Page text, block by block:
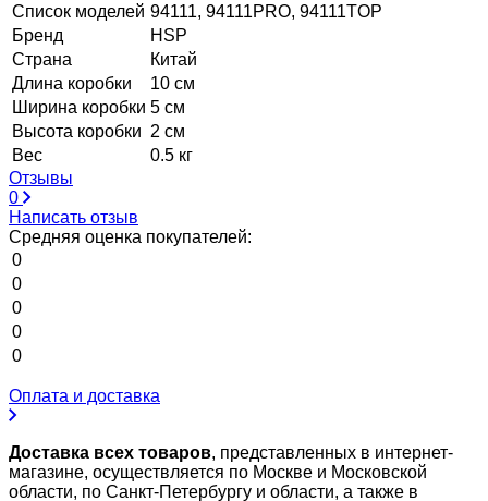
Список моделей 94111, 94111PRO, 94111TOP
Бренд
HSP
Страна
Китай
Длина коробки
10 см
Ширина коробки 5 см
Высота коробки 2 см
Вес
0.5 кг
Отзывы
0
Написать отзыв
Средняя оценка покупателей:
0
0
0
0
0
Оплата и доставка
Доставка всех товаров, представленных в интернет-
магазине, осуществляется по Москве и Московской
области, по Санкт-Петербургу и области, а также в